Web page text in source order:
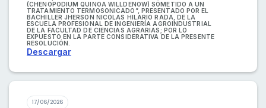
(CHENOPODIUM QUINOA WILLDENOW) SOMETIDO A UN
TRATAMIENTO TERMOSONICADO”, PRESENTADO POR EL
BACHILLER JHERSON NICOLAS HILARIO RADA, DE LA
ESCUELA PROFESIONAL DE INGENIERÍA AGROINDUSTRIAL
DE LA FACULTAD DE CIENCIAS AGRARIAS; POR LO
EXPUESTO EN LA PARTE CONSIDERATIVA DE LA PRESENTE
RESOLUCIÓN.
Descargar
17/06/2026